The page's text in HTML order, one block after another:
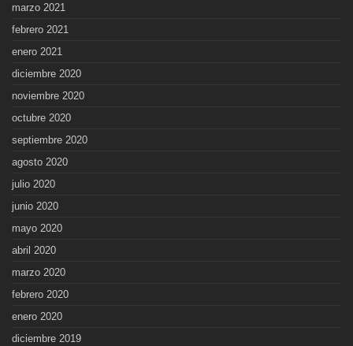
marzo 2021
febrero 2021
enero 2021
diciembre 2020
noviembre 2020
octubre 2020
septiembre 2020
agosto 2020
julio 2020
junio 2020
mayo 2020
abril 2020
marzo 2020
febrero 2020
enero 2020
diciembre 2019